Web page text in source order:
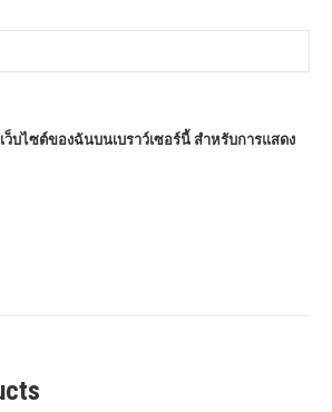
บไซต์ของฉันบนเบราว์เซอร์นี้ สำหรับการแสดง